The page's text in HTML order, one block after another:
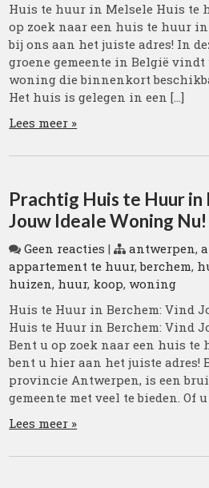
Huis te huur in Melsele Huis te
op zoek naar een huis te huur
bij ons aan het juiste adres! In
groene gemeente in België
woning die binnenkort
Het huis is gelegen in een […]
Lees meer »
Prachtig Huis te Huur in
Jouw Ideale Woning Nu!
Geen reacties | antwerpen,
appartement te huur,berchem,
huizen, huur, koop,woning
Huis te Huur in Berchem: Vind
Huis te Huur in Berchem: Vind
Bent u op zoek naar een huis te
bent u hier aan het juiste adres!
provincie Antwerpen, is een
gemeente met veel te bieden. Of u
Lees meer »